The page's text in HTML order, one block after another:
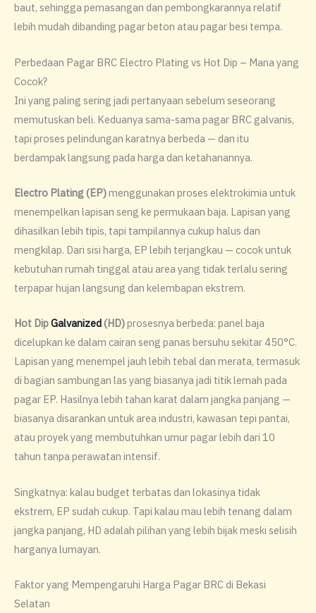
baut, sehingga pemasangan dan pembongkarannya relatif
lebih mudah dibanding pagar beton atau pagar besi tempa.
Perbedaan Pagar BRC Electro Plating vs Hot Dip – Mana yang
Cocok?
Ini yang paling sering jadi pertanyaan sebelum seseorang
memutuskan beli. Keduanya sama-sama pagar BRC galvanis,
tapi proses pelindungan karatnya berbeda — dan itu
berdampak langsung pada harga dan ketahanannya.
Electro Plating (EP)menggunakan proses elektrokimia untuk
menempelkan lapisan seng ke permukaan baja. Lapisan yang
dihasilkan lebih tipis, tapi tampilannya cukup halus dan
mengkilap. Dari sisi harga, EP lebih terjangkau — cocok untuk
kebutuhan rumah tinggal atau area yang tidak terlalu sering
terpapar hujan langsung dan kelembapan ekstrem.
Hot DipGalvanized(HD)prosesnya berbeda: panel baja
dicelupkan ke dalam cairan seng panas bersuhu sekitar 450°C.
Lapisan yang menempel jauh lebih tebal dan merata, termasuk
di bagian sambungan las yang biasanya jadi titik lemah pada
pagar EP. Hasilnya lebih tahan karat dalam jangka panjang —
biasanya disarankan untuk area industri, kawasan tepi pantai,
atau proyek yang membutuhkan umur pagar lebih dari 10
tahun tanpa perawatan intensif.
Singkatnya: kalau budget terbatas dan lokasinya tidak
ekstrem, EP sudah cukup. Tapi kalau mau lebih tenang dalam
jangka panjang, HD adalah pilihan yang lebih bijak meski selisih
harganya lumayan.
Faktor yang Mempengaruhi Harga Pagar BRC di Bekasi
Selatan